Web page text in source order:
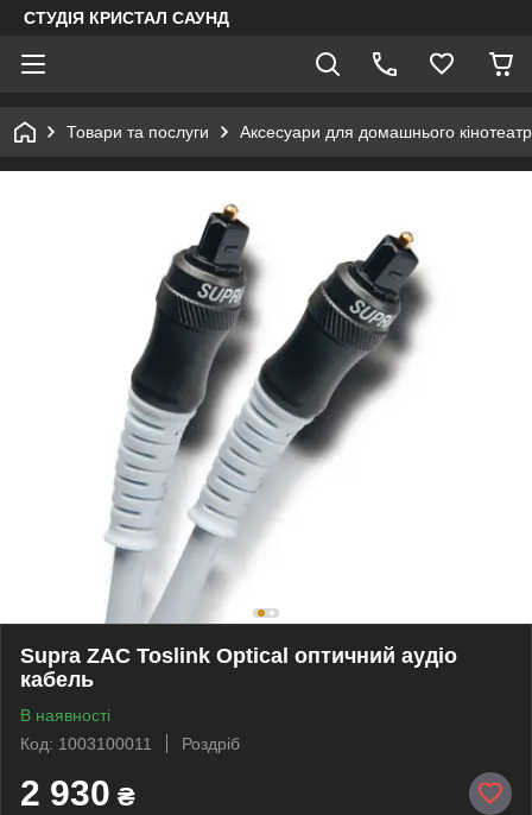
СТУДІЯ КРИСТАЛ САУНД
Товари та послуги Аксесуари для домашнього
Supra ZAC Toslink Optical оптичний аудіо
кабель
В наявності
Код: 1003100011
Роздріб
2 930 ₴